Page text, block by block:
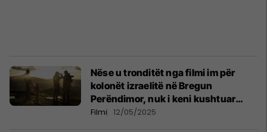
Nëse u tronditët nga filmi im për
kolonët izraelitë në Bregun
Perëndimor, nuk i keni kushtuar
vëmendje kësaj teme
Filmi 12/05/2025